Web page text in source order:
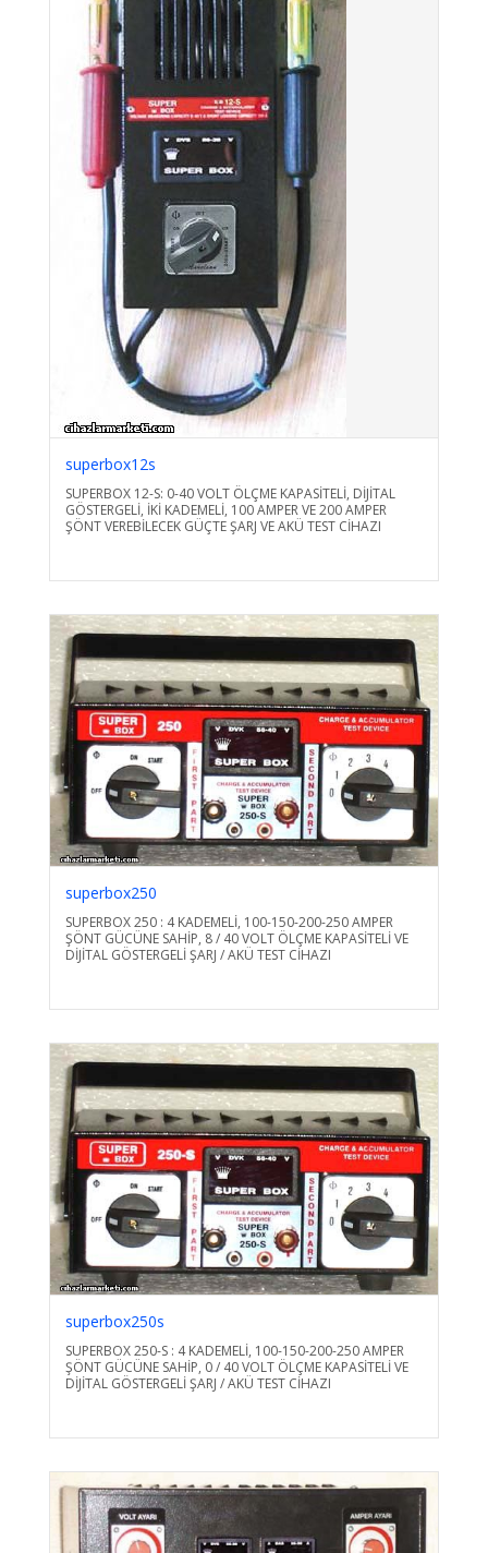
superbox12s
SUPERBOX 12-S: 0-40 VOLT ÖLÇME KAPASİTELİ, DİJİTAL
GÖSTERGELİ, İKİ KADEMELİ, 100 AMPER VE 200 AMPER
ŞÖNT VEREBİLECEK GÜÇTE ŞARJ VE AKÜ TEST CİHAZI
superbox250
SUPERBOX 250 : 4 KADEMELİ, 100-150-200-250 AMPER
ŞÖNT GÜCÜNE SAHİP, 8 / 40 VOLT ÖLÇME KAPASİTELİ VE
DİJİTAL GÖSTERGELİ ŞARJ / AKÜ TEST CİHAZI
superbox250s
SUPERBOX 250-S : 4 KADEMELİ, 100-150-200-250 AMPER
ŞÖNT GÜCÜNE SAHİP, 0 / 40 VOLT ÖLÇME KAPASİTELİ VE
DİJİTAL GÖSTERGELİ ŞARJ / AKÜ TEST CİHAZI